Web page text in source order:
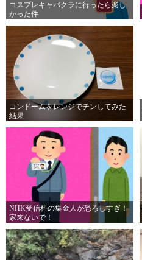
コスプレキャバクラに行ったら楽し
かった件
コンドームをレンジでチンしてみた
結果
NHK受信料の集金人が恐ろしすぎ！
家来ないで！